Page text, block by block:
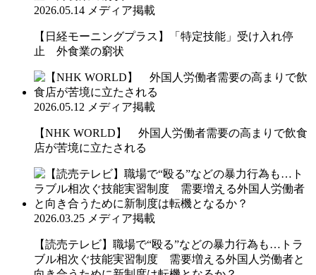
2026.05.14 メディア掲載
【日経モーニングプラス】「特定技能」受け入れ停
止 外食業の窮状
2026.05.12 メディア掲載
【NHK WORLD】 外国人労働者需要の高まりで飲食
店が苦境に立たされる
2026.03.25 メディア掲載
【読売テレビ】職場で“殴る”などの暴力行為も…トラ
ブル相次ぐ技能実習制度 需要増える外国人労働者と